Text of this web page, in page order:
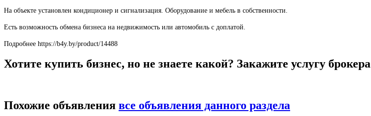
На объекте установлен кондиционер и сигнализация. Оборудование и мебель в собственности.
Есть возможность обмена бизнеса на недвижимость или автомобиль с доплатой.
Подробнее https://b4y.by/product/14488
Хотите купить бизнес, но не знаете какой? Закажите услугу брокера
Похожие объявления все объявления данного раздела